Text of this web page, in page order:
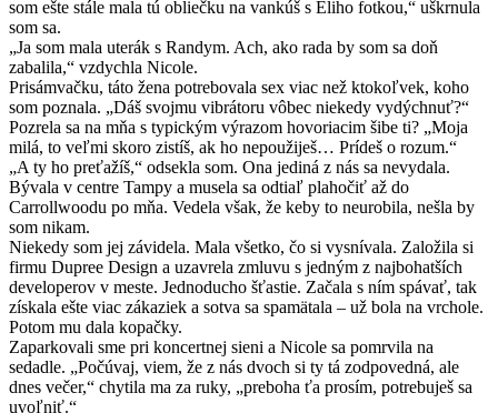
som ešte stále mala tú obliečku na vankúš s Eliho fotkou,“ uškrnula
som sa.
„Ja som mala uterák s Randym. Ach, ako rada by som sa doň
zabalila,“ vzdychla Nicole.
Prisámvačku, táto žena potrebovala sex viac než ktokoľvek, koho
som poznala. „Dáš svojmu vibrátoru vôbec niekedy vydýchnuť?“
Pozrela sa na mňa s typickým výrazom hovoriacim šibe ti? „Moja
milá, to veľmi skoro zistíš, ak ho nepoužiješ… Prídeš o rozum.“
„A ty ho preťažíš,“ odsekla som. Ona jediná z nás sa nevydala.
Bývala v centre Tampy a musela sa odtiaľ plahočiť až do
Carrollwoodu po mňa. Vedela však, že keby to neurobila, nešla by
som nikam.
Niekedy som jej závidela. Mala všetko, čo si vysnívala. Založila si
firmu Dupree Design a uzavrela zmluvu s jedným z najbohatších
developerov v meste. Jednoducho šťastie. Začala s ním spávať, tak
získala ešte viac zákaziek a sotva sa spamätala – už bola na vrchole.
Potom mu dala kopačky.
Zaparkovali sme pri koncertnej sieni a Nicole sa pomrvila na
sedadle. „Počúvaj, viem, že z nás dvoch si ty tá zodpovedná, ale
dnes večer,“ chytila ma za ruky, „preboha ťa prosím, potrebuješ sa
uvoľniť.“